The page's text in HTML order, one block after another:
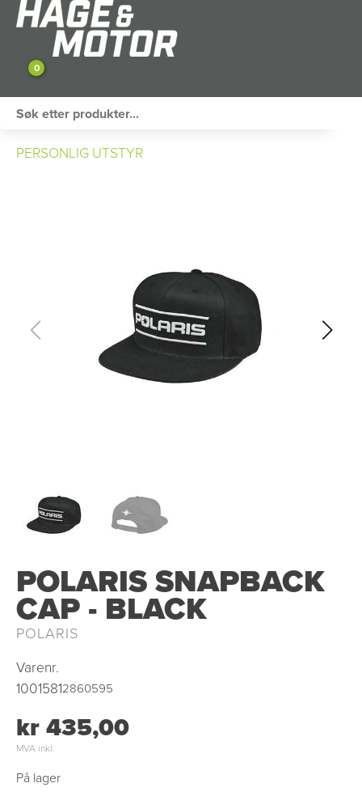
0
SNØSCOOTER
PERSONLIG UTSTYR
POLARIS SNAPBACK
CAP - BLACK
POLARIS
Varenr.
10015812860595
kr 435,00
MVA inkl.
På lager